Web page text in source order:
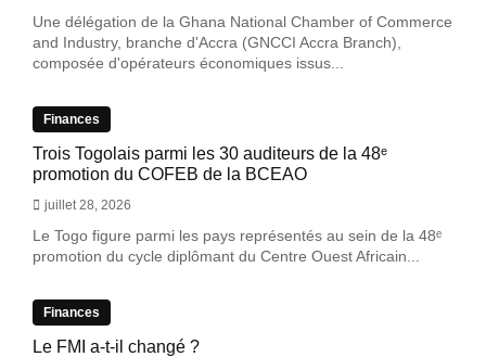
Une délégation de la Ghana National Chamber of Commerce
and Industry, branche d'Accra (GNCCI Accra Branch),
composée d'opérateurs économiques issus...
Finances
Trois Togolais parmi les 30 auditeurs de la 48ᵉ
promotion du COFEB de la BCEAO
juillet 28, 2026
Le Togo figure parmi les pays représentés au sein de la 48ᵉ
promotion du cycle diplômant du Centre Ouest Africain...
Finances
Le FMI a-t-il changé ?